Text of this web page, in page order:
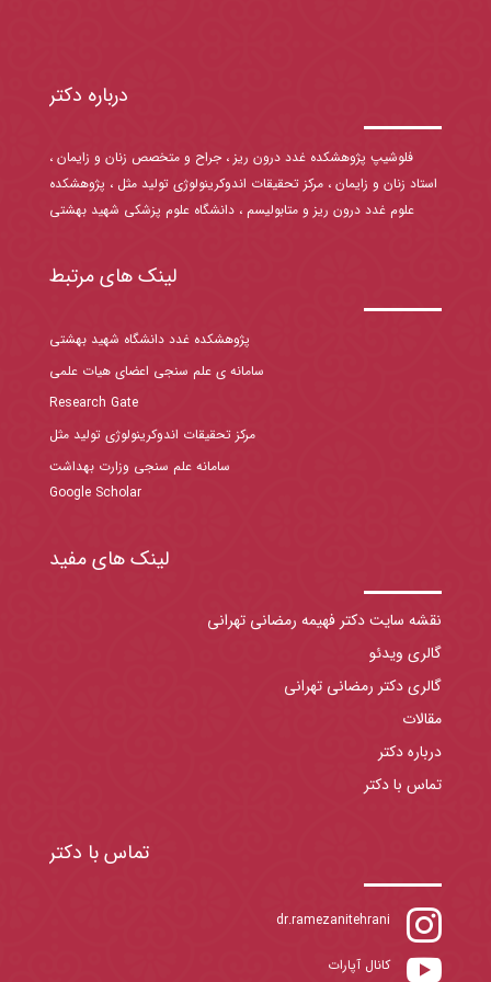
درباره دکتر
فلوشیپ پژوهشکده غدد درون ریز ، جراح و متخصص زنان و زایمان ،
استاد زنان و زایمان ، مرکز تحقیقات اندوکرینولوژی تولید مثل ، پژوهشکده
علوم غدد درون ریز و متابولیسم ، دانشگاه علوم پزشکی شهید بهشتی
لینک های مرتبط
پژوهشکده غدد دانشگاه شهید بهشتی
سامانه ی علم سنجی اعضای هیات علمی
Research Gate
مرکز تحقیقات اندوکرینولوژی تولید مثل
سامانه علم سنجی وزارت بهداشت
Google Scholar
لینک های مفید
نقشه سایت دکتر فهیمه رمضانی تهرانی
گالری ویدئو
گالری دکتر رمضانی تهرانی
مقالات
درباره دکتر
تماس با دکتر
تماس با دکتر

dr.ramezanitehrani
 کانال آپارات